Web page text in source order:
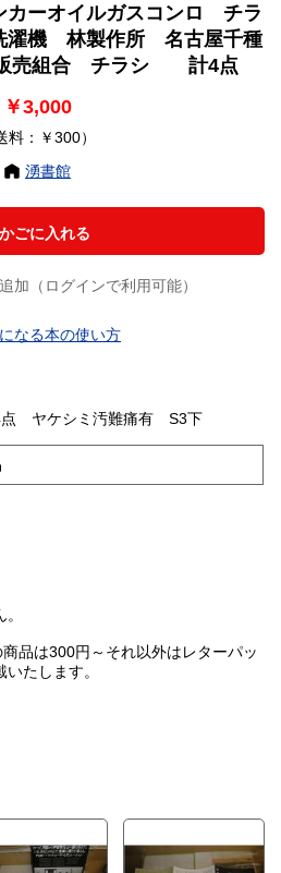
ーオイルガスコンロ チラ
機 林製作所 名古屋千種
売組合 チラシ 計4点
￥3,000
料：￥300）
湧書館
かごに入れる
加（ログインで利用可能）
なる本の使い方
ヤケシミ汚難痛有 S3下
品は300円～それ以外はレターパッ
たします。